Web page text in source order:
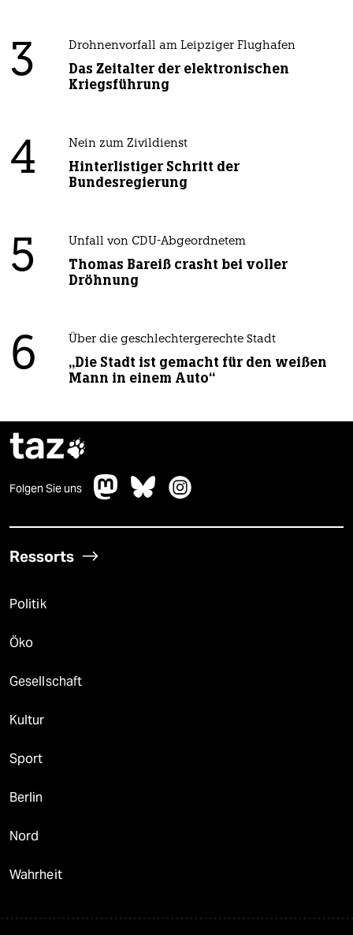
3 Drohnenvorfall am Leipziger Flughafen
Das Zeitalter der elektronischen
Kriegsführung
4 Nein zum Zivildienst
Hinterlistiger Schritt der
Bundesregierung
5 Unfall von CDU-Abgeordnetem
Thomas Bareiß crasht bei voller
Dröhnung
6 Über die geschlechtergerechte Stadt
„Die Stadt ist gemacht für den weißen
Mann in einem Auto“
taz
Folgen Sie uns
Ressorts
Politik
Öko
Gesellschaft
Kultur
Sport
Berlin
Nord
Wahrheit